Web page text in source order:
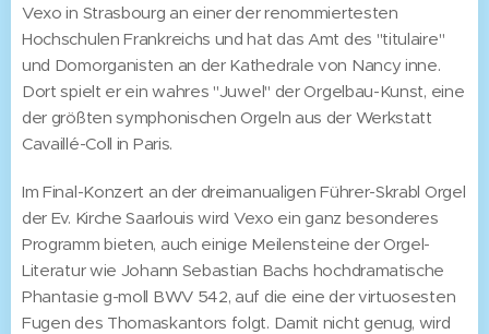
Vexo in Strasbourg an einer der renommiertesten
Hochschulen Frankreichs und hat das Amt des "titulaire"
und Domorganisten an der Kathedrale von Nancy inne.
Dort spielt er ein wahres "Juwel" der Orgelbau-Kunst, eine
der größten symphonischen Orgeln aus der Werkstatt
Cavaillé-Coll in Paris.
Im Final-Konzert an der dreimanualigen Führer-Skrabl Orgel
der Ev. Kirche Saarlouis wird Vexo ein ganz besonderes
Programm bieten, auch einige Meilensteine der Orgel-
Literatur wie Johann Sebastian Bachs hochdramatische
Phantasie g-moll BWV 542, auf die eine der virtuosesten
Fugen des Thomaskantors folgt. Damit nicht genug, wird